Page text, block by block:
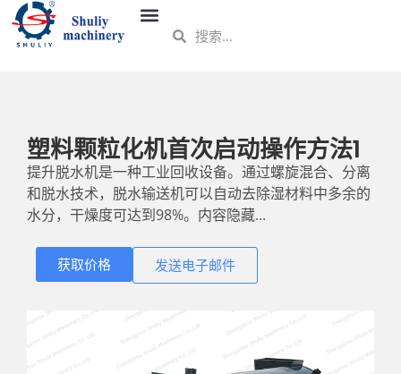
塑料颗粒化机首次启动操作方法1
提升脱水机是一种工业回收设备。通过螺旋混合、分离
和脱水技术，脱水输送机可以自动去除湿材料中多余的
水分，干燥度可达到98%。内容隐藏...
获取价格 发送电子邮件